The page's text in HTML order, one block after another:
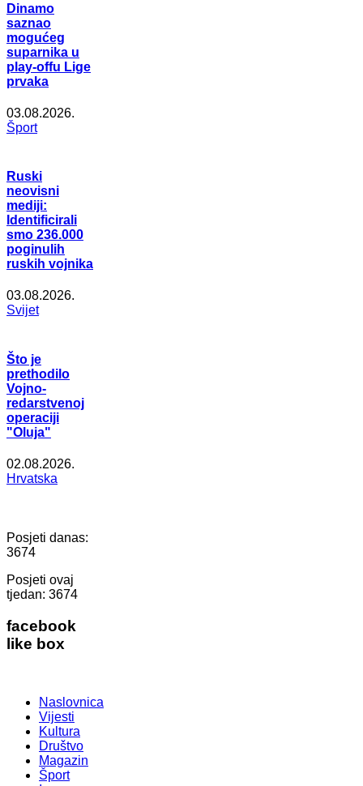
Dinamo
saznao
mogućeg
suparnika u
play-offu Lige
prvaka
03.08.2026.
Šport
Ruski
neovisni
mediji:
Identificirali
smo 236.000
poginulih
ruskih vojnika
03.08.2026.
Svijet
Što je
prethodilo
Vojno-
redarstvenoj
operaciji
"Oluja"
02.08.2026.
Hrvatska
Posjeti danas:
3674
Posjeti ovaj
tjedan: 3674
facebook
like box
Naslovnica
Vijesti
Kultura
Društvo
Magazin
Šport